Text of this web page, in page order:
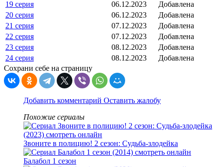
19 серия
06.12.2023
Добавлена
20 серия
06.12.2023
Добавлена
21 серия
07.12.2023
Добавлена
22 серия
07.12.2023
Добавлена
23 серия
08.12.2023
Добавлена
24 серия
08.12.2023
Добавлена
Сохрани себе на страницу
Добавить комментарий Оставить жалобу
Похожие сериалы
Звоните в полицию! 2 сезон: Судьба-злодейка
Балабол 1 сезон